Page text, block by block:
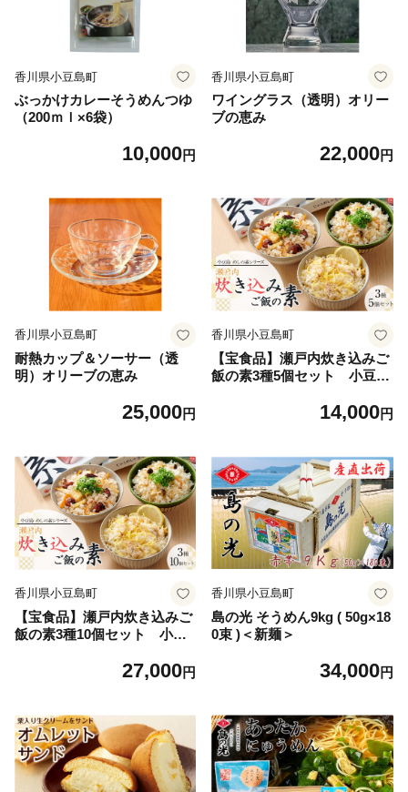
香川県小豆島町
ぶっかけカレーそうめんつゆ
（200ｍｌ×6袋）
10,000円
香川県小豆島町
ワイングラス（透明）オリー
ブの恵み
22,000円
香川県小豆島町
耐熱カップ＆ソーサー（透
明）オリーブの恵み
25,000円
香川県小豆島町
【宝食品】瀬戸内炊き込みご
飯の素3種5個セット 小豆
14,000円
香川県小豆島町
【宝食品】瀬戸内炊き込みご
飯の素3種10個セット 小豆
27,000円
香川県小豆島町
島の光 そうめん9kg ( 50g×18
0束 )＜新麺＞
34,000円